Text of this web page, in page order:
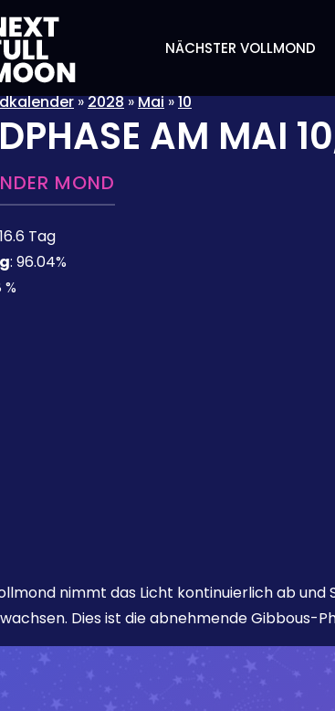
NÄCHSTER VOLLMOND
»2028»Mai»10
AM MAI
MOND
16.6 Tag
: 96.04%
nimmt das Licht kontinuierlich ab und
Dies ist die abnehmende Gibbous-